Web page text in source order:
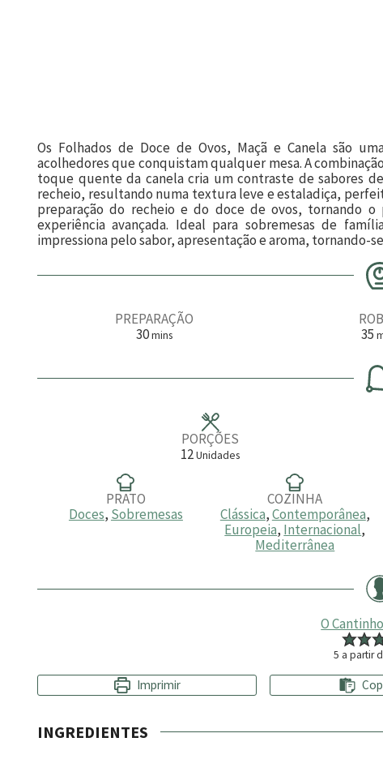
Os Folhados de Doce de Ovos, Maçã e Canela são
acolhedores que conquistam qualquer mesa. A
toque quente da canela cria um contraste de sabores
recheio, resultando numa textura leve e estaladiça,
preparação do recheio e do doce de ovos, tornando
experiência avançada. Ideal para sobremesas de
impressiona pelo sabor, apresentação e aroma,
PREPARAÇÃO
30m
u
mins
35
n
t
PORÇÕES
12Unidades
PRATO
Doces, Sobremesas
COZINHA
Clássica,Contemporânea,
Europeia, Internacional,
Mediterrânea
O
5 a partir
Imprimir
INGREDIENTES